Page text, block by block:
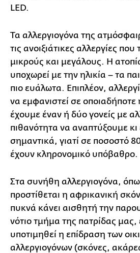
LED.
Τα αλλεργιογόνα της
τις ανοιξιάτικες αλλεργίες
μικρούς και μεγάλους. Η
υποχωρεί με την ηλικία – τα
πιο ευάλωτα. Επιπλέον,
να εμφανιστεί σε οποιαδήποτε
έχουμε έναν ή δύο γονείς με
πιθανότητα να αναπτύξουμε κι
σημαντικά, γιατί σε ποσοστό
έχουν κληρονομικό υπόβαθρο.
Στα συνήθη αλλεργιογόνα,
προστίθεται η αφρικανική
πυκνά κάνει αισθητή την
νότιο τμήμα της πατρίδας μας,
υποτιμηθεί η επίδραση των
αλλεργιογόνων (σκόνες,